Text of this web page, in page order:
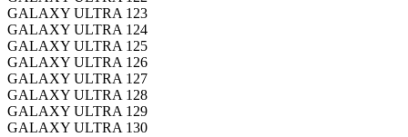
GALAXY ULTRA 123
GALAXY ULTRA 124
GALAXY ULTRA 125
GALAXY ULTRA 126
GALAXY ULTRA 127
GALAXY ULTRA 128
GALAXY ULTRA 129
GALAXY ULTRA 130